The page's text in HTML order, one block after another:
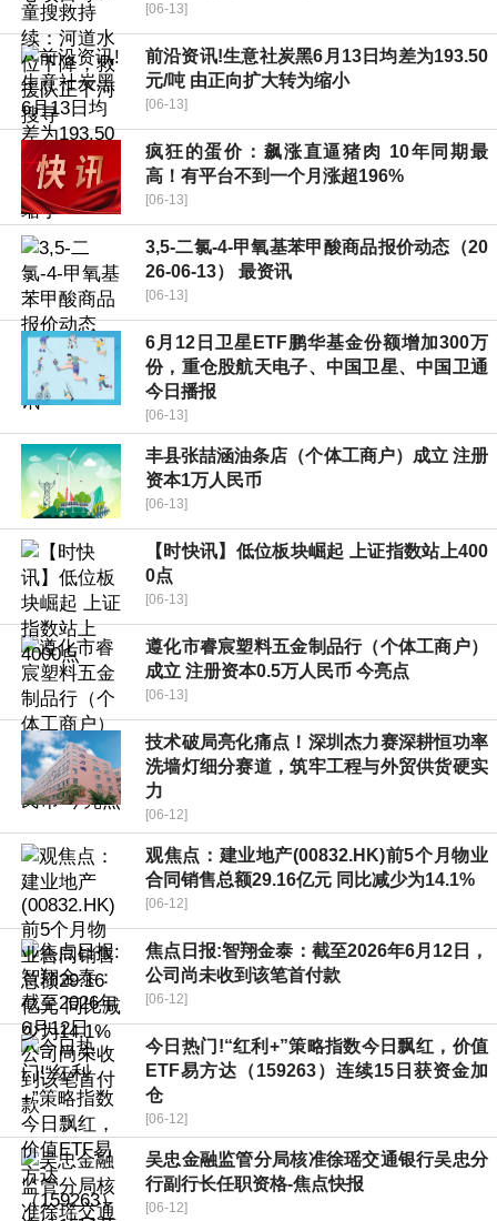
[06-13]
前沿资讯!生意社炭黑6月13日均差为193.50
元/吨 由正向扩大转为缩小
[06-13]
疯狂的蛋价：飙涨直逼猪肉 10年同期最
高！有平台不到一个月涨超196%
[06-13]
3,5-二氯-4-甲氧基苯甲酸商品报价动态（20
26-06-13） 最资讯
[06-13]
6月12日卫星ETF鹏华基金份额增加300万
份，重仓股航天电子、中国卫星、中国卫通
今日播报
[06-13]
丰县张喆涵油条店（个体工商户）成立 注册
资本1万人民币
[06-13]
【时快讯】低位板块崛起 上证指数站上400
0点
[06-13]
遵化市睿宸塑料五金制品行（个体工商户）
成立 注册资本0.5万人民币 今亮点
[06-13]
技术破局亮化痛点！深圳杰力赛深耕恒功率
洗墙灯细分赛道，筑牢工程与外贸供货硬实
力
[06-12]
观焦点：建业地产(00832.HK)前5个月物业
合同销售总额29.16亿元 同比减少为14.1%
[06-12]
焦点日报:智翔金泰：截至2026年6月12日，
公司尚未收到该笔首付款
[06-12]
今日热门!“红利+”策略指数今日飘红，价值
ETF易方达（159263）连续15日获资金加
仓
[06-12]
吴忠金融监管分局核准徐瑶交通银行吴忠分
行副行长任职资格-焦点快报
[06-12]